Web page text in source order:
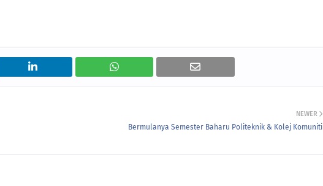
NEWER
Bermulanya Semester Baharu Politeknik & Kolej Komuniti